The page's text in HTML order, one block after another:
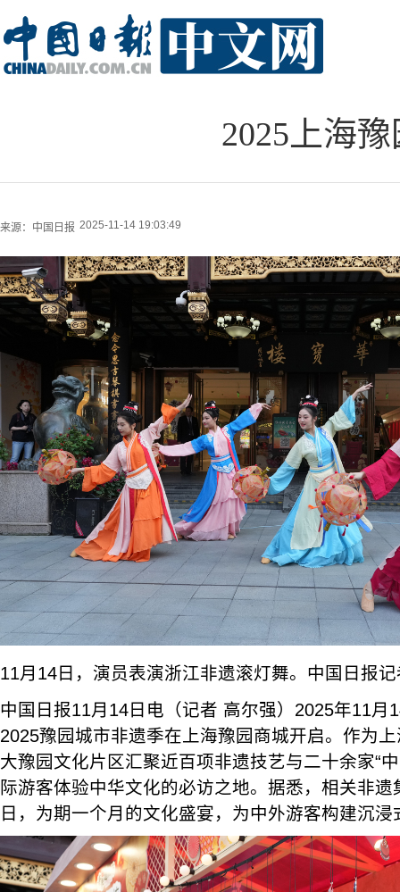
2025上海
来源： 中国日报 2025-11-14 19:03:49
11月14日，演员表演浙江非遗滚灯舞。中国日报
中国日报11月14日电（记者 高尔强）2025年11月
2025豫园城市非遗季在上海豫园商城开启。作为
大豫园文化片区汇聚近百项非遗技艺与二十余家“
际游客体验中华文化的必访之地。据悉，相关非
日，为期一个月的文化盛宴，为中外游客构建沉浸